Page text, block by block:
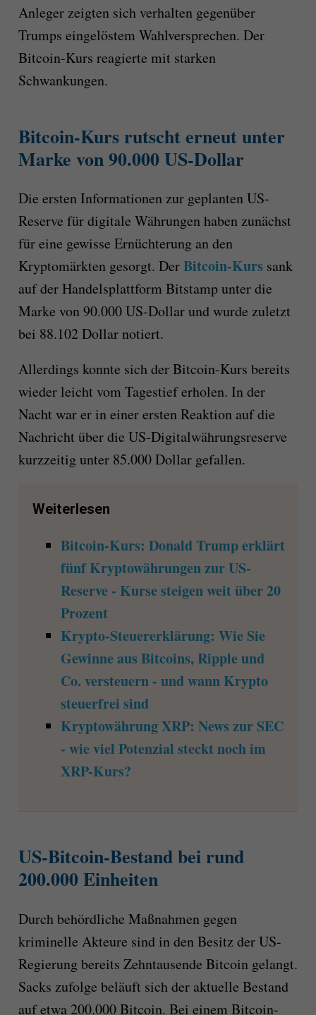
Anleger zeigten sich verhalten gegenüber
Trumps eingelöstem Wahlversprechen. Der
Bitcoin-Kurs reagierte mit starken
Schwankungen.
Bitcoin-Kurs rutscht erneut unter
Marke von 90.000 US-Dollar
Die ersten Informationen zur geplanten US-
Reserve für digitale Währungen haben zunächst
für eine gewisse Ernüchterung an den
Kryptomärkten gesorgt. DerBitcoin-Kurs sank
auf der Handelsplattform Bitstamp unter die
Marke von 90.000 US-Dollar und wurde zuletzt
bei 88.102 Dollar notiert.
Allerdings konnte sich der Bitcoin-Kurs bereits
wieder leicht vom Tagestief erholen. In der
Nacht war er in einer ersten Reaktion auf die
Nachricht über die US-Digitalwährungsreserve
kurzzeitig unter 85.000 Dollar gefallen.
Weiterlesen
Bitcoin-Kurs: Donald Trump erklärt
fünf Kryptowährungen zur US-
Reserve - Kurse steigen weit über 20
Prozent
Krypto-Steuererklärung: Wie Sie
Gewinne aus Bitcoins, Ripple und
Co. versteuern - und wann Krypto
steuerfrei sind
Kryptowährung XRP: News zur SEC
- wie viel Potenzial steckt noch im
XRP-Kurs?
US-Bitcoin-Bestand bei rund
200.000 Einheiten
Durch behördliche Maßnahmen gegen
kriminelle Akteure sind in den Besitz der US-
Regierung bereits Zehntausende Bitcoin gelangt.
Sacks zufolge beläuft sich der aktuelle Bestand
auf etwa 200.000 Bitcoin. Bei einem Bitcoin-